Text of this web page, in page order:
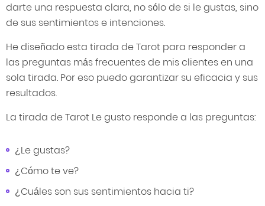
darte una respuesta clara, no sólo de si le gustas, sino
de sus sentimientos e intenciones.
He diseñado esta tirada de Tarot para responder a
las preguntas más frecuentes de mis clientes en una
sola tirada. Por eso puedo garantizar su eficacia y sus
resultados.
La tirada de Tarot Le gusto responde a las preguntas:
¿Le gustas?
¿Cómo te ve?
¿Cuáles son sus sentimientos hacia ti?